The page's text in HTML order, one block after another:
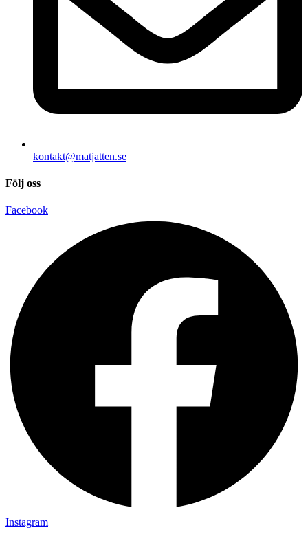
kontakt@matjatten.se
Följ oss
Facebook
Instagram